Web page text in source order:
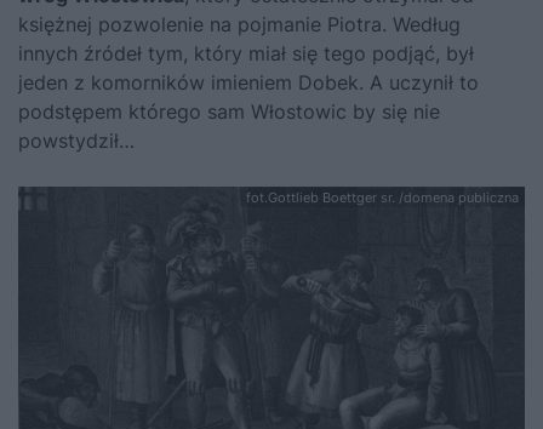
księżnej pozwolenie na pojmanie Piotra. Według
innych źródeł tym, który miał się tego podjąć, był
jeden z komorników imieniem Dobek. A uczynił to
podstępem którego sam Włostowic by się nie
powstydził…
fot.Gottlieb Boettger sr. /domena publiczna